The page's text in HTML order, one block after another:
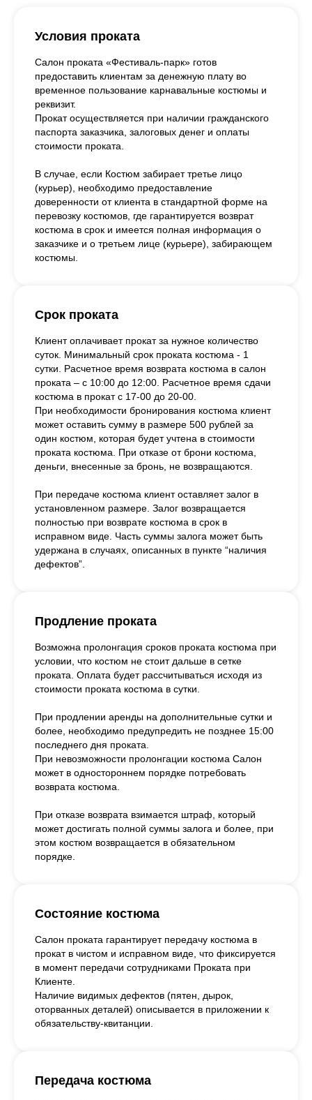
Условия проката
Салон проката «Фестиваль-парк» готов
предоставить клиентам за денежную плату во
временное пользование карнавальные костюмы и
реквизит.
Прокат осуществляется при наличии гражданского
паспорта заказчика, залоговых денег и оплаты
стоимости проката.
В случае, если Костюм забирает третье лицо
(курьер), необходимо предоставление
доверенности от клиента в стандартной форме на
перевозку костюмов, где гарантируется возврат
костюма в срок и имеется полная информация о
заказчике и о третьем лице (курьере), забирающем
костюмы.
Срок проката
Клиент оплачивает прокат за нужное количество
суток. Минимальный срок проката костюма - 1
сутки. Расчетное время возврата костюма в салон
проката – с 10:00 до 12:00. Расчетное время сдачи
костюма в прокат с 17-00 до 20-00.
При необходимости бронирования костюма клиент
может оставить сумму в размере 500 рублей за
один костюм, которая будет учтена в стоимости
проката костюма. При отказе от брони костюма,
деньги, внесенные за бронь, не возвращаются.
При передаче костюма клиент оставляет залог в
установленном размере. Залог возвращается
полностью при возврате костюма в срок в
исправном виде. Часть суммы залога может быть
удержана в случаях, описанных в пункте “наличия
дефектов”.
Продление проката
Возможна пролонгация сроков проката костюма при
условии, что костюм не стоит дальше в сетке
проката. Оплата будет рассчитываться исходя из
стоимости проката костюма в сутки.
При продлении аренды на дополнительные сутки и
более, необходимо предупредить не позднее 15:00
последнего дня проката.
При невозможности пролонгации костюма Салон
может в одностороннем порядке потребовать
возврата костюма.
При отказе возврата взимается штраф, который
может достигать полной суммы залога и более, при
этом костюм возвращается в обязательном
порядке.
Состояние костюма
Салон проката гарантирует передачу костюма в
прокат в чистом и исправном виде, что фиксируется
в момент передачи сотрудниками Проката при
Клиенте.
Наличие видимых дефектов (пятен, дырок,
оторванных деталей) описывается в приложении к
обязательству-квитанции.
Передача костюма